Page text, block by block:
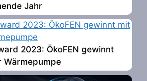
Jahr
2023: ÖkoFEN gewinnt
Wärmepumpe